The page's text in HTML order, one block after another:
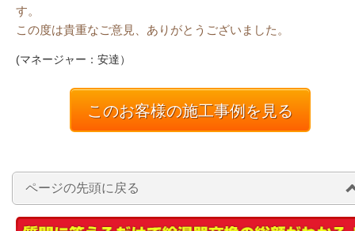
す。
この度は貴重なご意見、ありがとうございました。
(マネージャー：安達）
このお客様の施工事例を見る
ページの先頭に戻る